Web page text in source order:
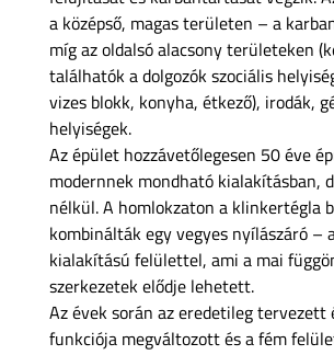
a középső, magas területen – a
míg az oldalsó alacsony területeken
találhatók a dolgozók szociális
vizes blokk, konyha, étkező), irodák,
helyiségek.
Az épület hozzávetőlegesen 50 éve
modernnek mondható kialakításban,
nélkül. A homlokzaton a klinkertégla
kombinálták egy vegyes nyílászáró –
kialakítású felülettel, ami a mai
szerkezetek elődje lehetett.
Az évek során az eredetileg tervezett
funkciója megváltozott és a fém